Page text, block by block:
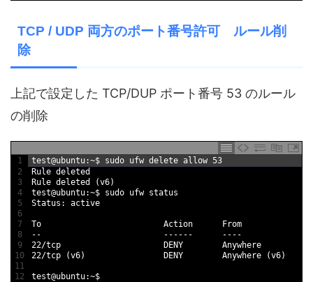
TCP / UDP 両方のポート番号許可 ルール削
除
上記で設定した TCP/DUP ポート番号 53 のルール
の削除
1
2
3
4
5
6
7
8
9
10
11
12
test@ubuntu:~$ sudo ufw delete allow 53
Rule deleted
Rule deleted (v6)
test@ubuntu:~$ sudo ufw status
Status : active
To Action
From
--
-- -- -- -- --
22/tcp DENY Anywhere
22/tcp (v6) DENY Anywhere (v6)
test@ubuntu:~$